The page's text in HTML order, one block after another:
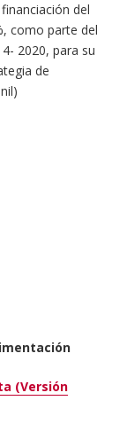
del
como parte del
2020, para su
de
(Versión